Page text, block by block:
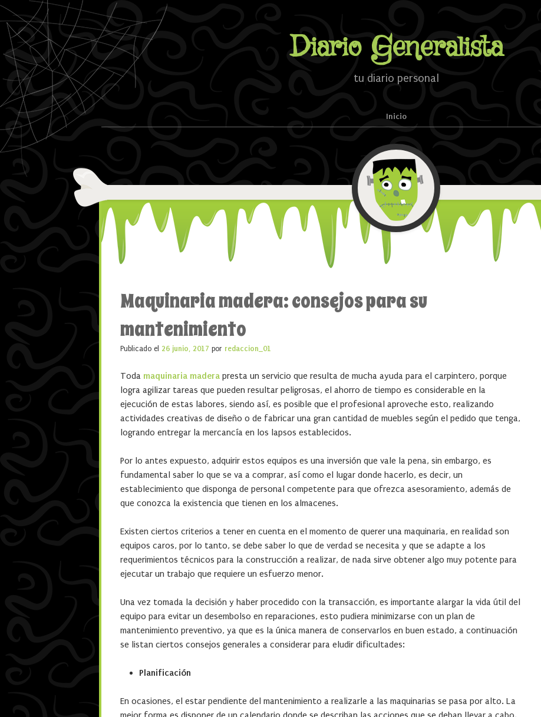
Diario Generalista
tu diario personal
Menu Inicio
Maquinaria madera: consejos para su
mantenimiento
Publicado el 26 junio, 2017 por redaccion_01
Toda maquinaria madera presta un servicio que resulta de mucha ayuda para el carpintero, porque
logra agilizar tareas que pueden resultar peligrosas, el ahorro de tiempo es considerable en la
ejecución de estas labores, siendo así, es posible que el profesional aproveche esto, realizando
actividades creativas de diseño o de fabricar una gran cantidad de muebles según el pedido que tenga,
logrando entregar la mercancía en los lapsos establecidos.
Por lo antes expuesto, adquirir estos equipos es una inversión que vale la pena, sin embargo, es
fundamental saber lo que se va a comprar, así como el lugar donde hacerlo, es decir, un
establecimiento que disponga de personal competente para que ofrezca asesoramiento, además de
que conozca la existencia que tienen en los almacenes.
Existen ciertos criterios a tener en cuenta en el momento de querer una maquinaria, en realidad son
equipos caros, por lo tanto, se debe saber lo que de verdad se necesita y que se adapte a los
requerimientos técnicos para la construcción a realizar, de nada sirve obtener algo muy potente para
ejecutar un trabajo que requiere un esfuerzo menor.
Una vez tomada la decisión y haber procedido con la transacción, es importante alargar la vida útil del
equipo para evitar un desembolso en reparaciones, esto pudiera minimizarse con un plan de
mantenimiento preventivo, ya que es la única manera de conservarlos en buen estado, a continuación
se listan ciertos consejos generales a considerar para eludir dificultades:
Planificación
En ocasiones, el estar pendiente del mantenimiento a realizarle a las maquinarias se pasa por alto. La